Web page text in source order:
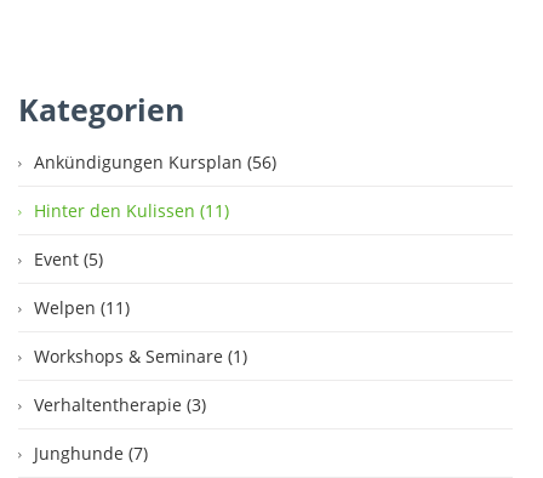
Kategorien
Ankündigungen Kursplan (56)
Hinter den Kulissen (11)
Event (5)
Welpen (11)
Workshops & Seminare (1)
Verhaltentherapie (3)
Junghunde (7)